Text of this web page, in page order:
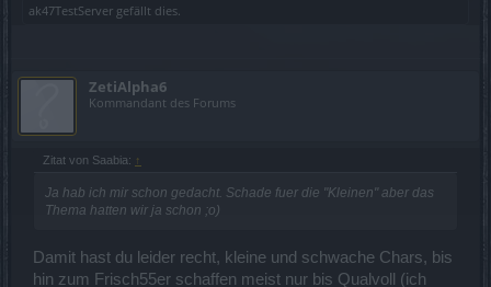
ak47TestServer gefällt dies.
ZetiAlpha6
Kommandant des Forums
Zitat von Saabia: ↑
Ja hab ich mir schon gedacht. Schade fuer die "Kleinen" aber das
Thema hatten wir ja schon ;o)
Damit hast du leider recht, kleine und schwache Chars, bis
hin zum Frisch55er schaffen meist nur bis Qualvoll (ich